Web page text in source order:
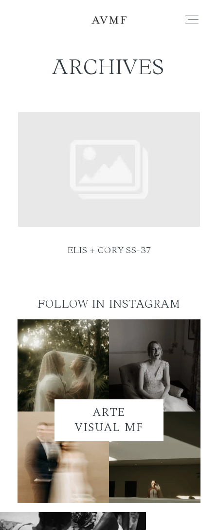
PORTAFOLIO
ARCHIVES
ELIS + CORY SS-37
FOLLOW IN INSTAGRAM
ARTE
VISUAL MF